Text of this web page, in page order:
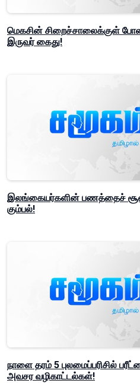
மெகசின் சிறைச்சாலைக்குள்
இருவர் கைது!
இலங்கையர்களின் பணத்தைச்
கும்பல்!
நாளை தரம் 5 புலமைப்பரிசில்
அவசர வழிகாட்டல்கள்!